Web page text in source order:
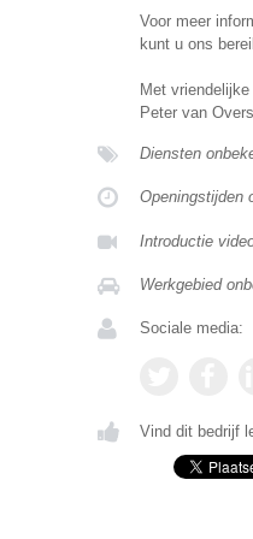
Voor meer
kunt u ons
Met vriendelijke
Peter van
Diensten
Openingstijden
Introductie
Werkgebied
Sociale media:
Vind dit bedrijf